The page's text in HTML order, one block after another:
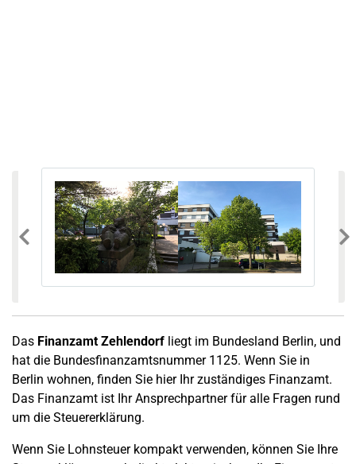
vorheriges Bild
Das Finanzamt Zehlendorf liegt im Bundesland Berlin, und
hat die Bundesfinanzamtsnummer 1125. Wenn Sie in
Berlin wohnen, finden Sie hier Ihr zuständiges Finanzamt.
Das Finanzamt ist Ihr Ansprechpartner für alle Fragen rund
um die Steuererklärung.
Wenn Sie Lohnsteuer kompakt verwenden, können Sie Ihre